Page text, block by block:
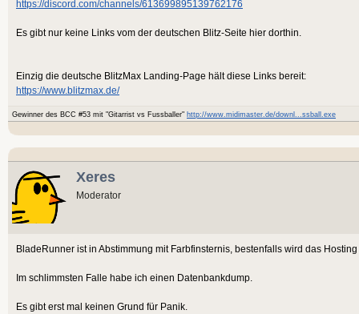
https://discord.com/channels/613699895139762176
Es gibt nur keine Links vom der deutschen Blitz-Seite hier dorthin.
Einzig die deutsche BlitzMax Landing-Page hält diese Links bereit:
https://www.blitzmax.de/
Gewinner des BCC #53 mit "Gitarrist vs Fussballer" http://www.midimaster.de/downl...ssball.exe
Xeres
Moderator
BladeRunner ist in Abstimmung mit Farbfinsternis, bestenfalls wird das
Im schlimmsten Falle habe ich einen Datenbankdump.
Es gibt erst mal keinen Grund für Panik.